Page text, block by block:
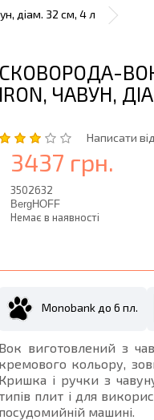
діам. 32 см, 4 л
СКОВОРОДА-ВОК
IRON, ЧАВУН,
Написати
3437 грн.
3502632
BergHOFF
Немає в наявності
Monobank до 6 пл.
Вок виготовлений з
кремового кольору,
Кришка і ручки з
типів плит і для
посудомийній машині.